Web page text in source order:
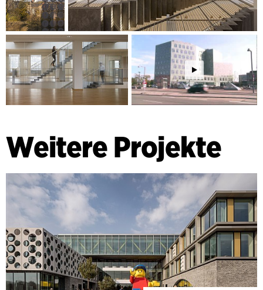
Weitere Projekte